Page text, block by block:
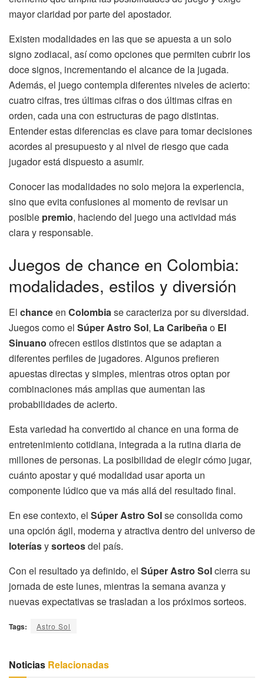
mayor claridad por parte del apostador.
Existen modalidades en las que se apuesta a un solo
signo zodiacal, así como opciones que permiten cubrir los
doce signos, incrementando el alcance de la jugada.
Además, el juego contempla diferentes niveles de acierto:
cuatro cifras, tres últimas cifras o dos últimas cifras en
orden, cada una con estructuras de pago distintas.
Entender estas diferencias es clave para tomar decisiones
acordes al presupuesto y al nivel de riesgo que cada
jugador está dispuesto a asumir.
Conocer las modalidades no solo mejora la experiencia,
sino que evita confusiones al momento de revisar un
posible premio, haciendo del juego una actividad más
clara y responsable.
Juegos de chance en Colombia:
modalidades, estilos y diversión
El chanceen Colombia se caracteriza por su diversidad.
Juegos como el Súper Astro Sol, La Caribeña o El
Sinuano ofrecen estilos distintos que se adaptan a
diferentes perfiles de jugadores. Algunos prefieren
apuestas directas y simples, mientras otros optan por
combinaciones más amplias que aumentan las
probabilidades de acierto.
Esta variedad ha convertido al chance en una forma de
entretenimiento cotidiana, integrada a la rutina diaria de
millones de personas. La posibilidad de elegir cómo jugar,
cuánto apostar y qué modalidad usar aporta un
componente lúdico que va más allá del resultado final.
En ese contexto, el Súper Astro Solse consolida como
una opción ágil, moderna y atractiva dentro del universo de
loteríasysorteosdel país.
Con el resultado ya definido, el Súper Astro Solcierra su
jornada de este lunes, mientras la semana avanza y
nuevas expectativas se trasladan a los próximos sorteos.
Tags: Astro Sol
Noticias Relacionadas